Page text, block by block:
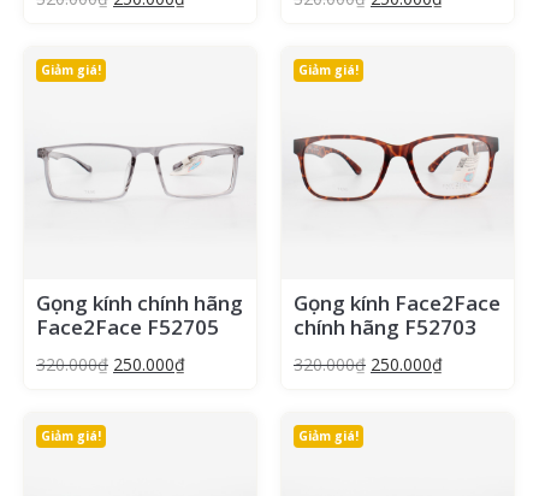
Giảm giá!
Gọng kính chính hãng
Face2Face F52705
320.000₫ 250.000₫
Giảm giá!
Gọng kính Face2Face
chính hãng F52703
320.000₫ 250.000₫
Giảm giá! Giảm giá!